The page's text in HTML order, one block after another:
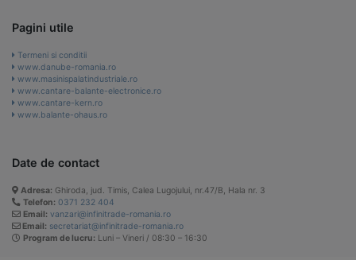
Pagini utile
Termeni si conditii
www.danube-romania.ro
www.masinispalatindustriale.ro
www.cantare-balante-electronice.ro
www.cantare-kern.ro
www.balante-ohaus.ro
Date de contact
Adresa: Ghiroda, jud. Timis, Calea Lugojului, nr.47/B, Hala nr. 3
Telefon: 0371 232 404
Email: vanzari@infinitrade-romania.ro
Email: secretariat@infinitrade-romania.ro
Program de lucru: Luni – Vineri / 08:30 – 16:30